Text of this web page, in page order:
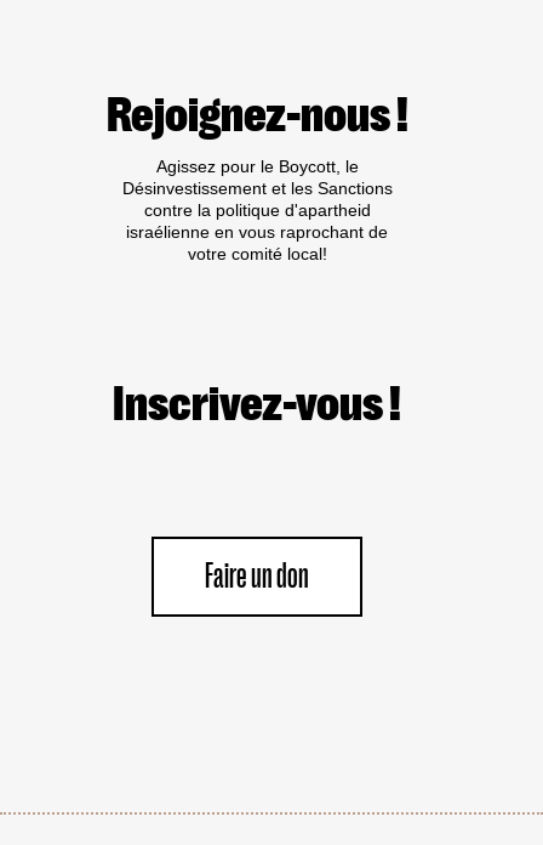
Rejoignez-nous !
Agissez pour le Boycott, le
Désinvestissement et les Sanctions
contre la politique d'apartheid
israélienne en vous raprochant de
votre comité local!
Inscrivez-vous !
Faire un don